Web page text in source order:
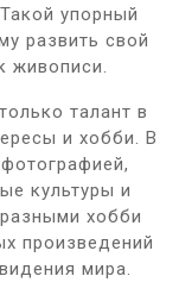
упорный
развить свой
живописи.
талант в
и хобби. В
культуры и
хобби
произведений
мира.